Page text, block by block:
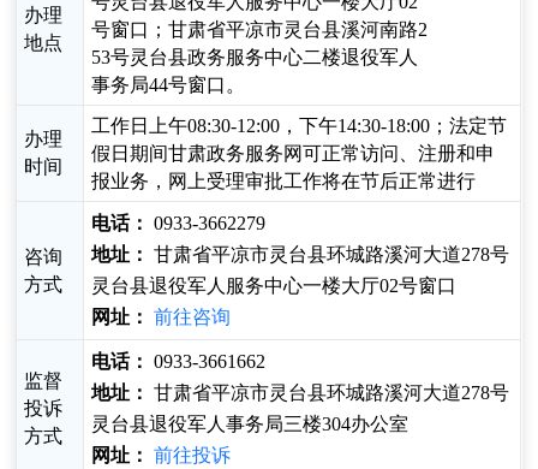
办理
地点
号窗口；甘肃省平凉市灵台县溪河南路2
53号灵台县政务服务中心二楼退役军人
事务局44号窗口。
办理
时间
工作日上午08:30-12:00，下午14:30-18:00；法定节
假日期间甘肃政务服务网可正常访问、注册和申
报业务，网上受理审批工作将在节后正常进行
咨询
方式
电话： 0933-3662279
地址： 甘肃省平凉市灵台县环城路溪河大道278号
灵台县退役军人服务中心一楼大厅02号窗口
网址： 前往咨询
监督
投诉
方式
电话： 0933-3661662
地址： 甘肃省平凉市灵台县环城路溪河大道278号
灵台县退役军人事务局三楼304办公室
网址： 前往投诉